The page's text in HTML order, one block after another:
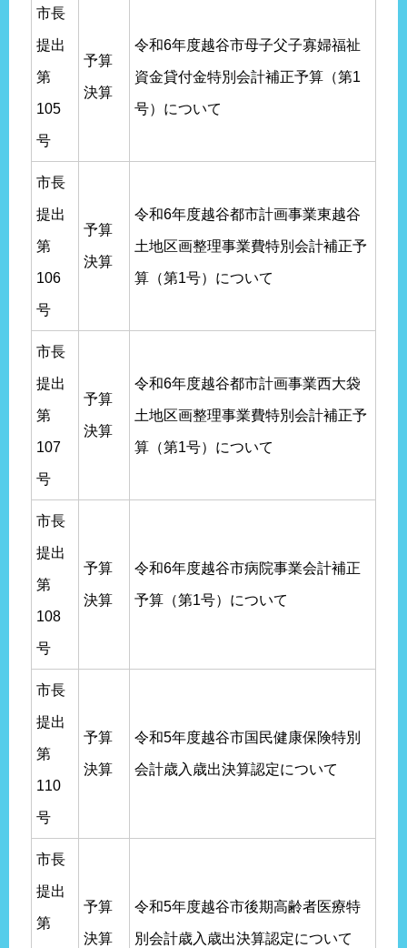
市長
提出
第
105
号
予算
決算
令和6年度越谷市母子父子寡婦福祉
資金貸付金特別会計補正予算（第1
号）について
市長
提出
第
106
号
予算
決算
令和6年度越谷都市計画事業東越谷
土地区画整理事業費特別会計補正予
算（第1号）について
市長
提出
第
107
号
予算
決算
令和6年度越谷都市計画事業西大袋
土地区画整理事業費特別会計補正予
算（第1号）について
市長
提出
第
108
号
予算
決算
令和6年度越谷市病院事業会計補正
予算（第1号）について
市長
提出
第
110
号
予算
決算
令和5年度越谷市国民健康保険特別
会計歳入歳出決算認定について
市長
提出
第
予算
決算
令和5年度越谷市後期高齢者医療特
別会計歳入歳出決算認定について